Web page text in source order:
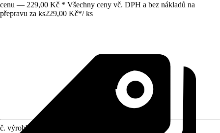
cenu — 229,00 Kč * Všechny ceny vč. DPH a bez nákladů na
přepravu za ks229,00 Kč*/ ks
č. výrobku